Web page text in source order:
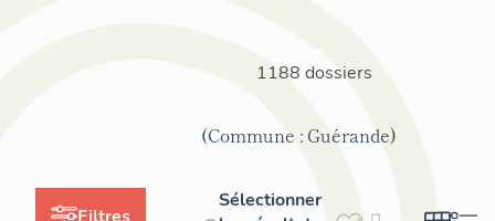
1188 dossiers
(Commune : Guérande)
Sélectionner